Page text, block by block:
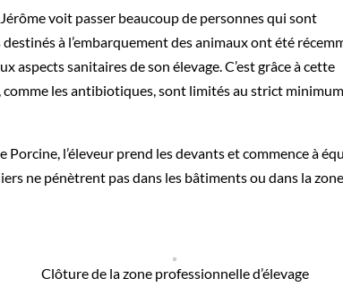
voit passer beaucoup de personnes qui sont
à l’embarquement des animaux ont été
aspects sanitaires de son élevage. C’est grâce à cette
les antibiotiques, sont limités au strict
l’éleveur prend les devants et commence à
ne pénètrent pas dans les bâtiments ou dans la zone
Clôture de la zone professionnelle d’élevage